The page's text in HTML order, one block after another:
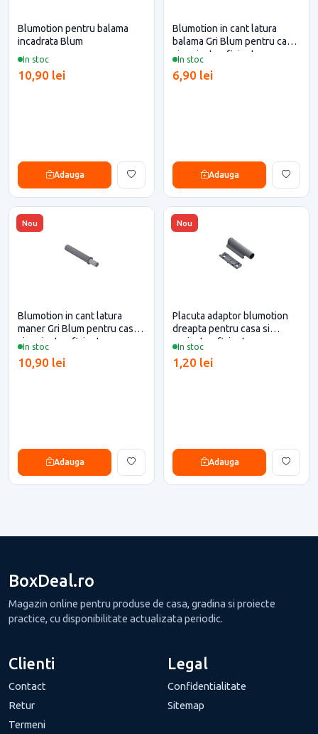
In stoc
Blumotion pentru balama
incadrata Blum
10,90 lei
Adauga
In stoc
Blumotion in cant latura
balama Gri Blum pentru casa
si proiecte eficiente
6,90 lei
Adauga
Nou
In stoc
Blumotion in cant latura
maner Gri Blum pentru casa
si proiecte eficiente
10,90 lei
Adauga
Nou
In stoc
Placuta adaptor blumotion
dreapta pentru casa si
proiecte eficiente
1,20 lei
Adauga
BoxDeal.ro
Magazin online pentru produse de casa, gradina si proiecte
practice, cu disponibilitate actualizata periodic.
Clienti
Contact
Retur
Termeni
Legal
Confidentialitate
Sitemap